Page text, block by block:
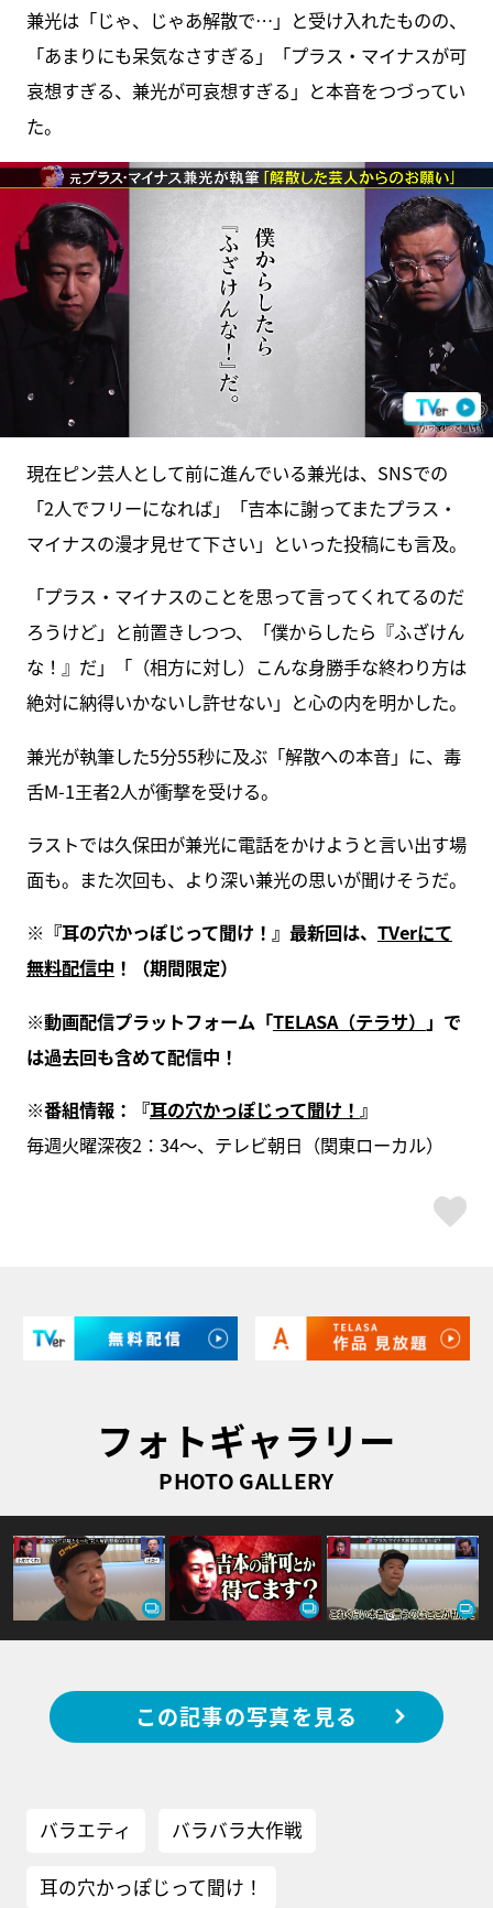
兼光は「じゃ、じゃあ解散で…」と受け入れたものの、
「あまりにも呆気なさすぎる」「プラス・マイナスが可
哀想すぎる、兼光が可哀想すぎる」と本音をつづってい
た。
現在ピン芸人として前に進んでいる兼光は、SNSでの
「2人でフリーになれば」「吉本に謝ってまたプラス・
マイナスの漫才見せて下さい」といった投稿にも言及。
「プラス・マイナスのことを思って言ってくれてるのだ
ろうけど」と前置きしつつ、「僕からしたら『ふざけん
な！』だ」「（相方に対し）こんな身勝手な終わり方は
絶対に納得いかないし許せない」と心の内を明かした。
兼光が執筆した5分55秒に及ぶ「解散への本音」に、毒
舌M-1王者2人が衝撃を受ける。
ラストでは久保田が兼光に電話をかけようと言い出す場
面も。また次回も、より深い兼光の思いが聞けそうだ。
※『耳の穴かっぽじって聞け！』最新回は、 TVerにて
無料配信中 ！（期間限定）
※動画配信プラットフォーム「TELASA（テラサ） 」で
は過去回も含めて配信中！
※番組情報：『耳の穴かっぽじって聞け！ 』
毎週火曜深夜2：34～、テレビ朝日（関東ローカル）
フォトギャラリー
PHOTO GALLERY
この記事の写真を見る
バラエティ バラバラ大作戦
耳の穴かっぽじって聞け！